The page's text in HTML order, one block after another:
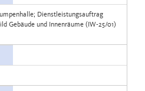
Dienstleistungsauftrag
Gebäude und Innenräume (IW-25/01)